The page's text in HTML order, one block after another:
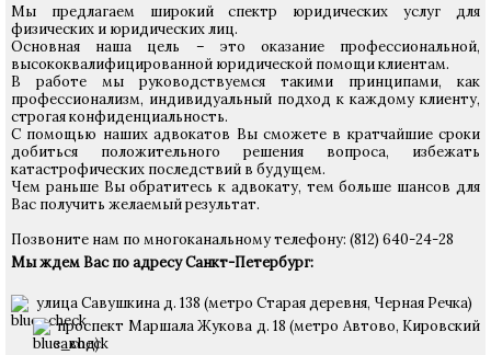
Мы предлагаем широкий спектр юридических услуг для
физических и юридических лиц.
Основная наша цель – это оказание профессиональной,
высококвалифицированной юридической помощи клиентам.
В работе мы руководствуемся такими принципами, как
профессионализм, индивидуальный подход к каждому клиенту,
строгая конфиденциальность.
С помощью наших адвокатов Вы сможете в кратчайшие сроки
добиться положительного решения вопроса, избежать
катастрофических последствий в будущем.
Чем раньше Вы обратитесь к адвокату, тем больше шансов для
Вас получить желаемый результат.
Позвоните нам по многоканальному телефону: (812) 640-24-28
Мы ждем Вас по адресу Санкт-Петербург:
улица Савушкина д. 138 (метро Старая деревня, Черная Речка)
проспект Маршала Жукова д. 18 (метро Автово, Кировский
завод)